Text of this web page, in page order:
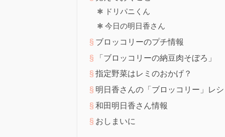
ドリパニくん
今日の明日香さん
ブロッコリーのプチ情報
「ブロッコリーの納豆肉そぼろ」
指定野菜はレミのおかげ？
明日香さんの「ブロッコリー」レ
和田明日香さん情報
おしまいに